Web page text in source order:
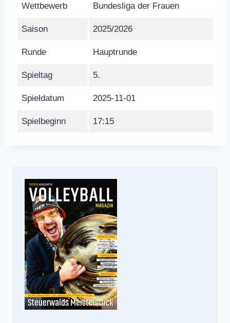
Wettbewerb Bundesliga der Frauen
Saison 2025/2026
Runde Hauptrunde
Spieltag 5.
Spieldatum 2025-11-01
Spielbeginn 17:15